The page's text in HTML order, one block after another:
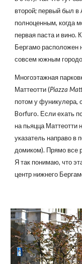
второй; первый был в
полноценным, когда
первая паста и вино.
Бергамо расположен
совсем южным
Многоэтажная
Маттеотти (Piazza
потом у фуникулера,
Borfuro. Если ехать
на пьяцца Маттеотти
указатель направо в
домиком). Прямо все
Я так понимаю, что
центр нижнего